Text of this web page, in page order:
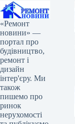
«Ремонт
новини» —
портал про
будівництво,
ремонт і
дизайн
інтер'єру. Ми
також
пишемо про
ринок
нерухомості